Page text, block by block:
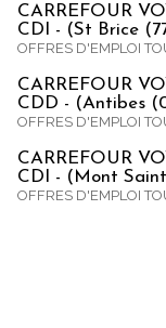
CARREFOUR
CDI - (St Brice
OFFRES D'EMPLOI
CARREFOUR
CDD - (Antibes
OFFRES D'EMPLOI
CARREFOUR
CDI - (Mont
OFFRES D'EMPLOI